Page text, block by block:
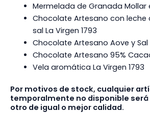
Mermelada de Granada Mollar
Chocolate Artesano con leche
sal La Virgen 1793
Chocolate Artesano Aove y Sal
Chocolate Artesano 95%
Vela aromática La Virgen 1793
Por motivos de stock, cualquier
temporalmente no disponible
otro de igual o mejor calidad.